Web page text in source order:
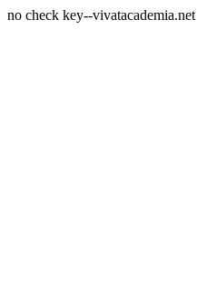
no check key--vivatacademia.net